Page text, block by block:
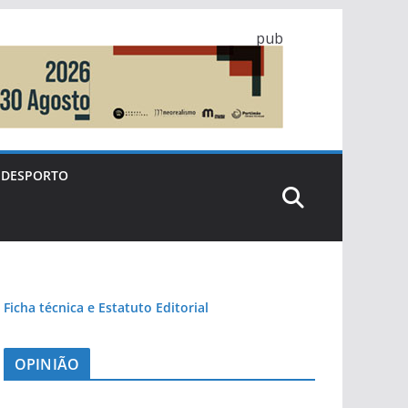
pub
DESPORTO
Ficha técnica e Estatuto Editorial
OPINIÃO